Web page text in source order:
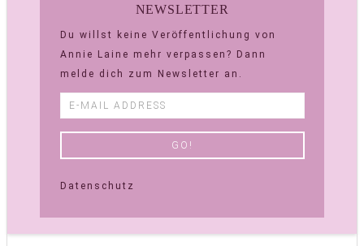
NEWSLETTER
Du willst keine Veröffentlichung von
Annie Laine mehr verpassen? Dann
melde dich zum Newsletter an.
Datenschutz